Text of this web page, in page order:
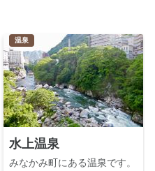
温泉
水上温泉
みなかみ町にある温泉です。